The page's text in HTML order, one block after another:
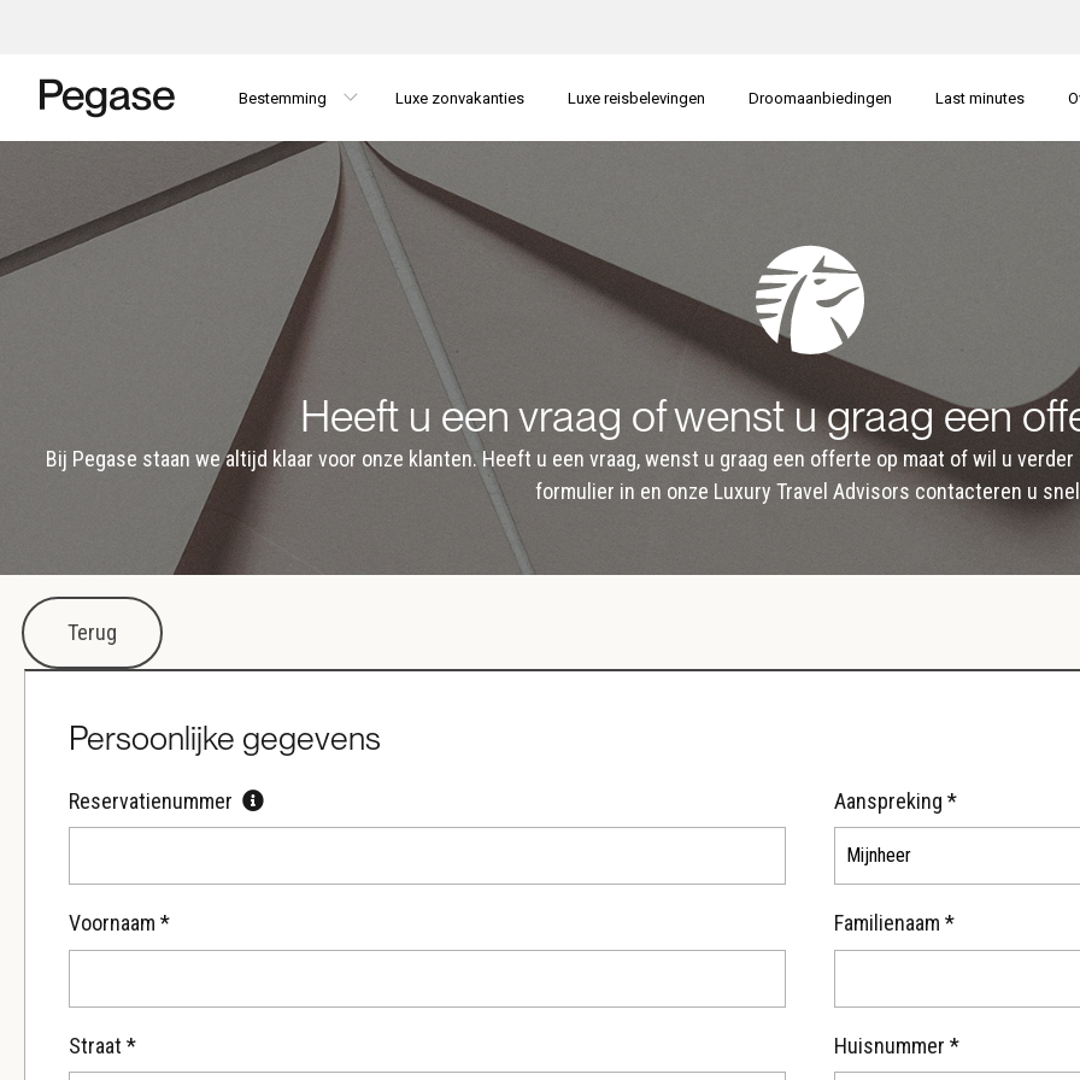
Bestemming Luxe zonvakanties Luxe reisbelevingen Droomaanbiedingen Last minutes
Heeft u een vraag of wenst u graag een
Bij Pegase staan we altijd klaar voor onze klanten. Heeft u een vraag, wenst u graag een offerte op maat of wil u
formulier in en onze Luxury Travel Advisors contacteren u
Terug
Persoonlijke gegevens
Reservatienummer Aanspreking *
Voornaam * Familienaam *
Straat * Huisnummer *